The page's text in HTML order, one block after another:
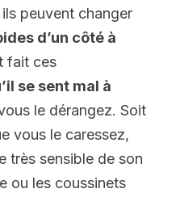
peuvent changer
d’un côté à
fait ces
se sent mal à
le dérangez. Soit
vous le caressez,
très sensible de son
ou les coussinets